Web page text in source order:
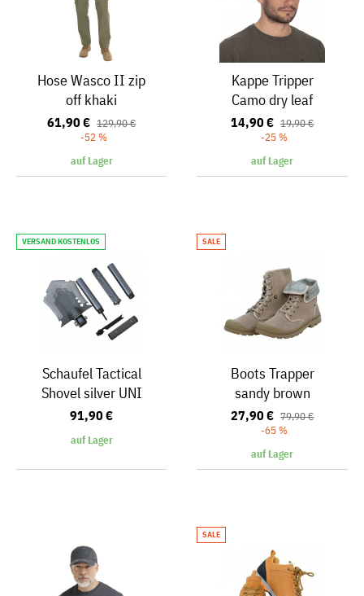
Hose Wasco II zip
off khaki
61,90 € 129,90 €
-52 %
auf Lager
Kappe Tripper
Camo dry leaf
14,90 € 19,90 €
-25 %
auf Lager
VERSAND KOSTENLOS
Schaufel Tactical
Shovel silver UNI
91,90 €
auf Lager
SALE
Boots Trapper
sandy brown
27,90 € 79,90 €
-65 %
auf Lager
SALE